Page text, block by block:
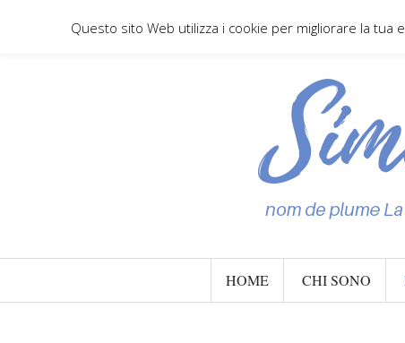
HOME CHI SONO
Questo sito Web utilizza i cookie per migliorare la